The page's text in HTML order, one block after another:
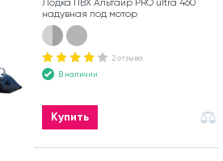
надувная под мотор
2 отзыва
В наличии
Купить